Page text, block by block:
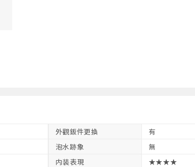
外觀鈑件更換
有
泡水跡象
無
内装表現
★★★★